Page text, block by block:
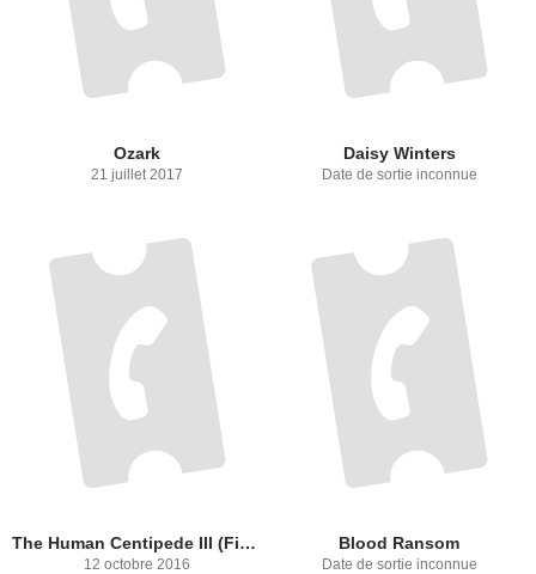
Ozark
21 juillet 2017
Daisy Winters
Date de sortie inconnue
The Human Centipede III (Final Sequence)
12 octobre 2016
Blood Ransom
Date de sortie inconnue